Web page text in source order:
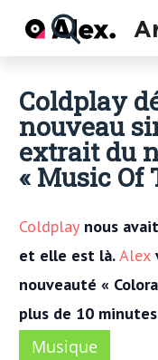
Coldplay
nouveau
extrait du
« Music Of
Coldplaynous
et elle est là.Alex
nouveauté «
plus de 10
Musique